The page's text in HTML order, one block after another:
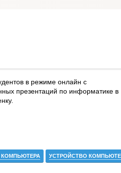
в режиме онлайн с
презентаций по информатике в
КОМПЬЮТЕРА УСТРОЙСТВО